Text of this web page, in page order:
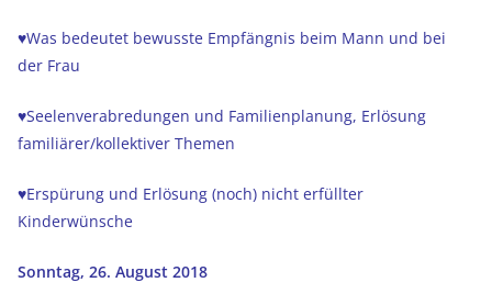
♥Was bedeutet bewusste Empfängnis beim Mann und bei
der Frau
♥Seelenverabredungen und Familienplanung, Erlösung
familiärer/kollektiver Themen
♥Erspürung und Erlösung (noch) nicht erfüllter
Kinderwünsche
Sonntag, 26. August 2018